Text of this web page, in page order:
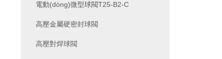
電動(dòng)微型球閥T25-B2-C
高壓金屬硬密封球閥
高壓對焊球閥